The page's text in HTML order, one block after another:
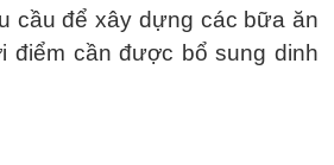
cầu để xây dựng các bữa ăn
điểm cần được bổ sung dinh